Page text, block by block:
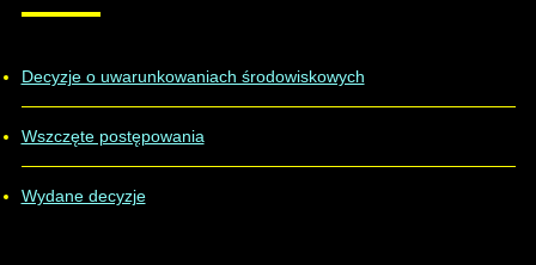
Decyzje o uwarunkowaniach środowiskowych
Wszczęte postępowania
Wydane decyzje